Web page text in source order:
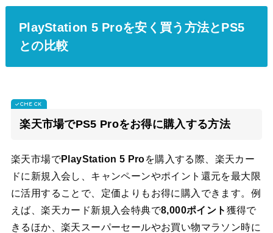
PlayStation 5 Proを安く買う方法とPS5
との比較
楽天市場でPS5 Proをお得に購入する方法
楽天市場でPlayStation 5 Proを購入する際、楽天カー
ドに新規入会し、キャンペーンやポイント還元を最大限
に活用することで、定価よりもお得に購入できます。例
えば、楽天カード新規入会特典で8,000ポイント 獲得で
きるほか、楽天スーパーセールやお買い物マラソン時に